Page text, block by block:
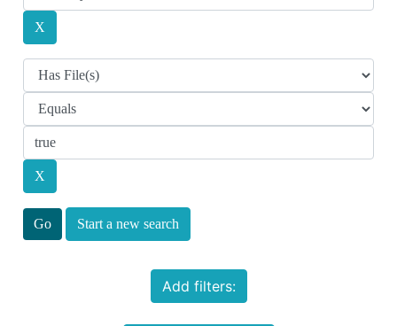
Start a new search
Add filters: